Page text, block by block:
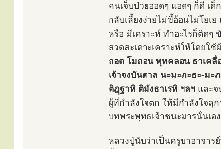
คนเจ็บป่วยออดๆ แอดๆ ก็ดี เ
กลับเลี้ยงง่ายไม่ขี้อ้อนไม่โยเ
หรือ มีเคราะห์ ทำอะไรก็ติดๆ
สวดสะเดาะเคราะห์ให้โดยใ
ถอด โมถอน พุทคลอน ธาเคลื่
เจ้าจงบันดาล นะมะภะธะ-มะ
ติฎฺฐาหิ ติมังธาเรหิ ฯลฯ และจ
ผู้ที่กำลังใจตก ให้มีกำลังใจ
บทพระพุทธเจ้าชนะมารนั่นเอ
หลวงปู่นับว่าเป็นครูบาอาจา